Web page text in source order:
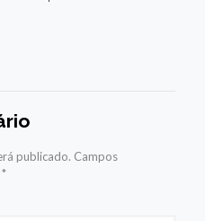
publicado. Campos
*